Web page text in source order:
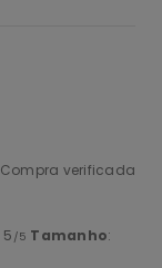
Compra verificada
5 /5 Tamanho: